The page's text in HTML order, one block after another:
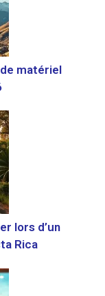
matériel
lors d’un
Rica